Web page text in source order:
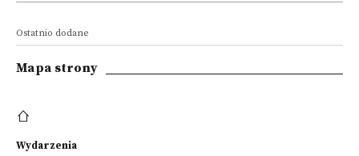
Ostatnio dodane
Mapa strony
Wydarzenia